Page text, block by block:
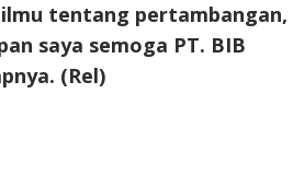
tentang pertambangan,
saya semoga PT. BIB
(Rel)